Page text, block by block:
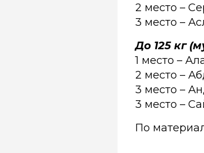
2 место –
3 место –
До 125 кг
1 место –
2 место –
3 место –
3 место –
По